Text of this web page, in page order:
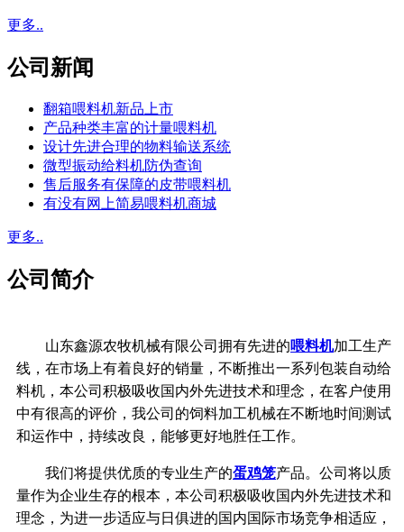
更多..
公司新闻
翻箱喂料机新品上市
产品种类丰富的计量喂料机
设计先进合理的物料输送系统
微型振动给料机防伪查询
售后服务有保障的皮带喂料机
有没有网上简易喂料机商城
更多..
公司简介
山东鑫源农牧机械有限公司拥有先进的喂料机加工生产
线，在市场上有着良好的销量，不断推出一系列包装自动给
料机，本公司积极吸收国内外先进技术和理念，在客户使用
中有很高的评价，我公司的饲料加工机械在不断地时间测试
和运作中，持续改良，能够更好地胜任工作。
我们将提供优质的专业生产的蛋鸡笼产品。公司将以质
量作为企业生存的根本， 本公司积极吸收国内外先进技术和
理念， 为进一步适应与日俱进的国内国际市场竞争相适应，